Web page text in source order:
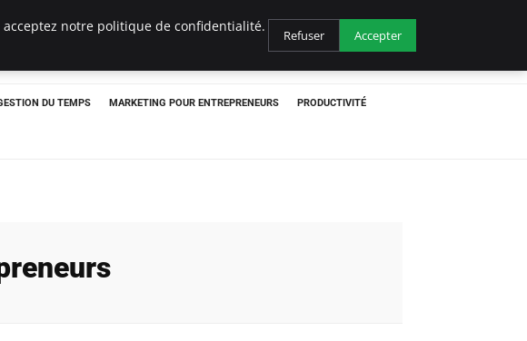
DU TEMPS MARKETING POUR ENTREPRENEURS PRODUCTIVITÉ
notre politique de confidentialité.
Refuser Accepter